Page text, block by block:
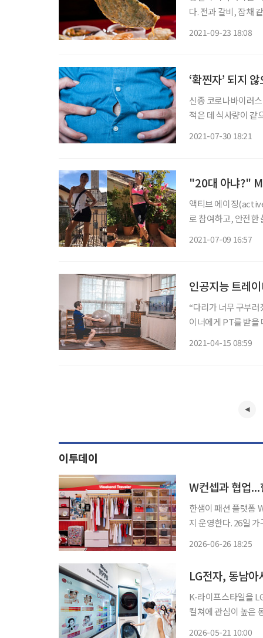
다. 전과 갈비, 잡채
2021-09-23 18:08
‘확찐자’ 되지
신종 코로나바이러
적은 데 식사량이 같
2021-07-30 18:21
"20대 아냐?"
액티브 에이징
로 참여하고, 안전한
2021-07-09 16:57
인공지능 트레
“다리가 너무 구부
이너에게 PT를 받을
2021-04-15 08:59
이투데이
한샘이 패션 플랫폼
지 운영한다. 26일 가구업계에 따르면 한샘은 스타필드 수원 1층 타워 아트리움에서 ‘시그니
2026-06-26 18:25
LG전자, 동남아
K-라이프스타일을 LG
컬쳐에 관심이 높은
2026-05-21 10:00